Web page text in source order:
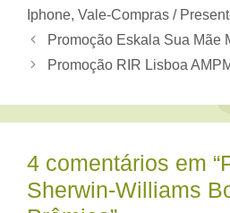
Iphone, Vale-Compras /
Promoção Eskala Sua Mãe
Promoção RIR Lisboa
4 comentários em
Sherwin-Williams